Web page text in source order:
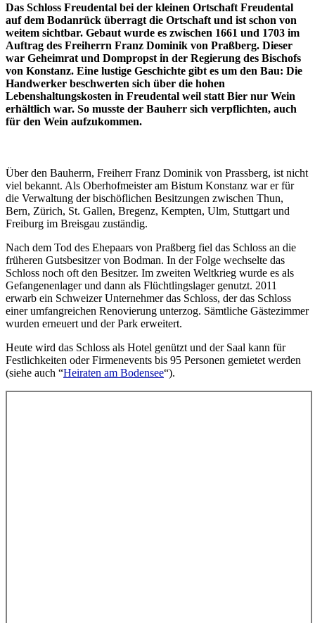
Das Schloss Freudental bei der kleinen Ortschaft Freudental
auf dem Bodanrück überragt die Ortschaft und ist schon von
weitem sichtbar. Gebaut wurde es zwischen 1661 und 1703 im
Auftrag des Freiherrn Franz Dominik von Praßberg. Dieser
war Geheimrat und Dompropst in der Regierung des Bischofs
von Konstanz. Eine lustige Geschichte gibt es um den Bau: Die
Handwerker beschwerten sich über die hohen
Lebenshaltungskosten in Freudental weil statt Bier nur Wein
erhältlich war. So musste der Bauherr sich verpflichten, auch
für den Wein aufzukommen.
Über den Bauherrn, Freiherr Franz Dominik von Prassberg, ist nicht
viel bekannt. Als Oberhofmeister am Bistum Konstanz war er für
die Verwaltung der bischöflichen Besitzungen zwischen Thun,
Bern, Zürich, St. Gallen, Bregenz, Kempten, Ulm, Stuttgart und
Freiburg im Breisgau zuständig.
Nach dem Tod des Ehepaars von Praßberg fiel das Schloss an die
früheren Gutsbesitzer von Bodman. In der Folge wechselte das
Schloss noch oft den Besitzer. Im zweiten Weltkrieg wurde es als
Gefangenenlager und dann als Flüchtlingslager genutzt. 2011
erwarb ein Schweizer Unternehmer das Schloss, der das Schloss
einer umfangreichen Renovierung unterzog. Sämtliche Gästezimmer
wurden erneuert und der Park erweitert.
Heute wird das Schloss als Hotel genützt und der Saal kann für
Festlichkeiten oder Firmenevents bis 95 Personen gemietet werden
(siehe auch “Heiraten am Bodensee“).